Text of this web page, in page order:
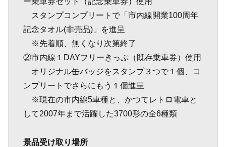
スタンプコンプリートで「市内線開業100周年
記念タオル(非売品)」を進呈
※先着順、無くなり次第終了
②市内線１DAYフリーきっぷ（既存乗車券）使用
オリジナル缶バッジをスタンプ３つで１個、コ
ンプリートでさらにもう１個進呈
※現在の市内線5車種と、かつてレトロ電車と
して2007年まで活躍した3700形の全6種類
景品受け取り場所